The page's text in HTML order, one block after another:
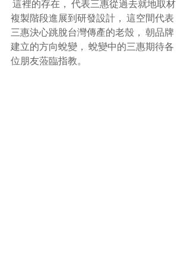
複製階段進展到研發設計， 這空間代表
三惠決心跳脫台灣傳產的老殼， 朝品牌
建立的方向蛻變， 蛻變中的三惠期待各
位朋友蒞臨指教。